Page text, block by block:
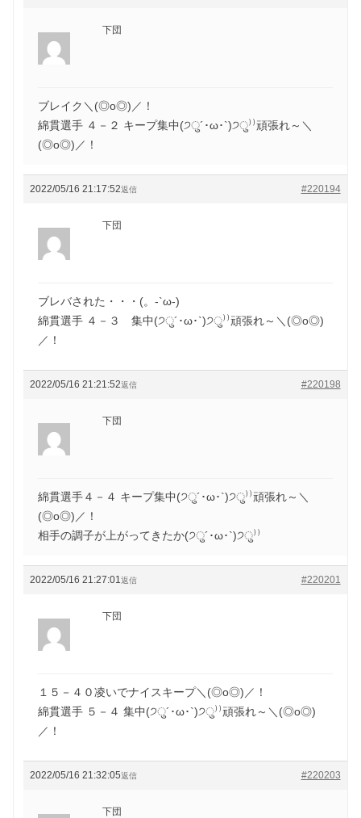
下団
ブレイク＼(◎o◎)／！
綿貫選手 ４－２ キープ集中(੭ु´･ω･`)੭ु⁾⁾頑張れ～＼
(◎o◎)／！
2022/05/16 21:17:52 #220194
返信
下団
ブレバされた・・・(。-`ω-)
綿貫選手 ４－３ 集中(੭ु´･ω･`)੭ु⁾⁾頑張れ～＼(◎o◎)
／！
2022/05/16 21:21:52 #220198
返信
下団
綿貫選手４－４ キープ集中(੭ु´･ω･`)੭ु⁾⁾頑張れ～＼
(◎o◎)／！
相手の調子が上がってきたか(੭ु´･ω･`)੭ु⁾⁾
2022/05/16 21:27:01 #220201
返信
下団
１５－４０凌いでナイスキープ＼(◎o◎)／！
綿貫選手 ５－４ 集中(੭ु´･ω･`)੭ु⁾⁾頑張れ～＼(◎o◎)
／！
2022/05/16 21:32:05 #220203
返信
下団